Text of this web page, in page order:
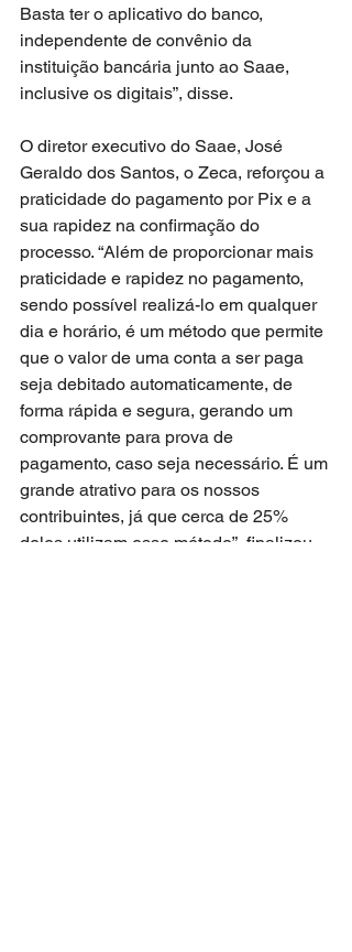
Basta ter o aplicativo do banco,
independente de convênio da
instituição bancária junto ao Saae,
inclusive os digitais”, disse.
O diretor executivo do Saae, José
Geraldo dos Santos, o Zeca, reforçou a
praticidade do pagamento por Pix e a
sua rapidez na confirmação do
processo. “Além de proporcionar mais
praticidade e rapidez no pagamento,
sendo possível realizá-lo em qualquer
dia e horário, é um método que permite
que o valor de uma conta a ser paga
seja debitado automaticamente, de
forma rápida e segura, gerando um
comprovante para prova de
pagamento, caso seja necessário. É um
grande atrativo para os nossos
contribuintes, já que cerca de 25%
deles utilizam esse método”, finalizou.